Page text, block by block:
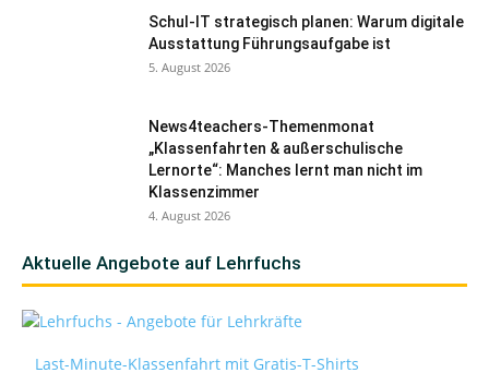
Schul-IT strategisch planen: Warum digitale
Ausstattung Führungsaufgabe ist
5. August 2026
News4teachers-Themenmonat
„Klassenfahrten & außerschulische
Lernorte“: Manches lernt man nicht im
Klassenzimmer
4. August 2026
Aktuelle Angebote auf Lehrfuchs
Last-Minute-Klassenfahrt mit Gratis-T-Shirts